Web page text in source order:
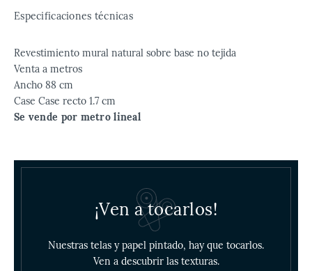
Especificaciones técnicas
Revestimiento mural natural sobre base no tejida
Venta a metros
Ancho 88 cm
Case Case recto 1.7 cm
Se vende por metro lineal
¡Ven a tocarlos!
Nuestras telas y papel pintado, hay que tocarlos.
Ven a descubrir las texturas.